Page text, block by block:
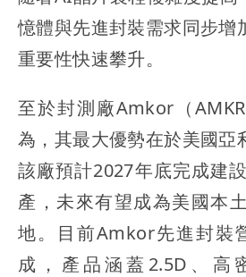
憶體與先進封裝需求同步增
重要性快速攀升。
至於封測廠Amkor（
為，其最大優勢在於美國亞
該廠預計2027年底完成建
產，未來有望成為美國本
地。目前Amkor先進封裝
成，產品涵蓋2.5D、高